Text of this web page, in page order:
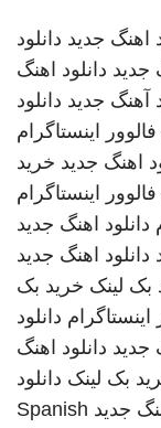
اهنگ جدید دانلود
جدید دانلود اهنگ
آهنگ جدید دانلود
اینستاگرام
اهنگ جدید خرید
اینستاگرام
دانلود اهنگ جدید
دانلود اهنگ جدید
بک لینک خرید بک
اینستاگرام دانلود
جدید دانلود اهنگ
بک لینک دانلود
جدید Spanish